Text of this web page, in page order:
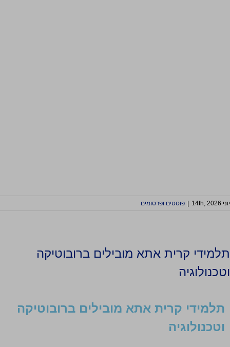
יוני 14th, 2026 פוסטים ופרסומים
תלמידי קרית אתא מובילים ברובוטיקה
וטכנולוגיה
תלמידי קרית אתא מובילים ברובוטיקה
וטכנולוגיה